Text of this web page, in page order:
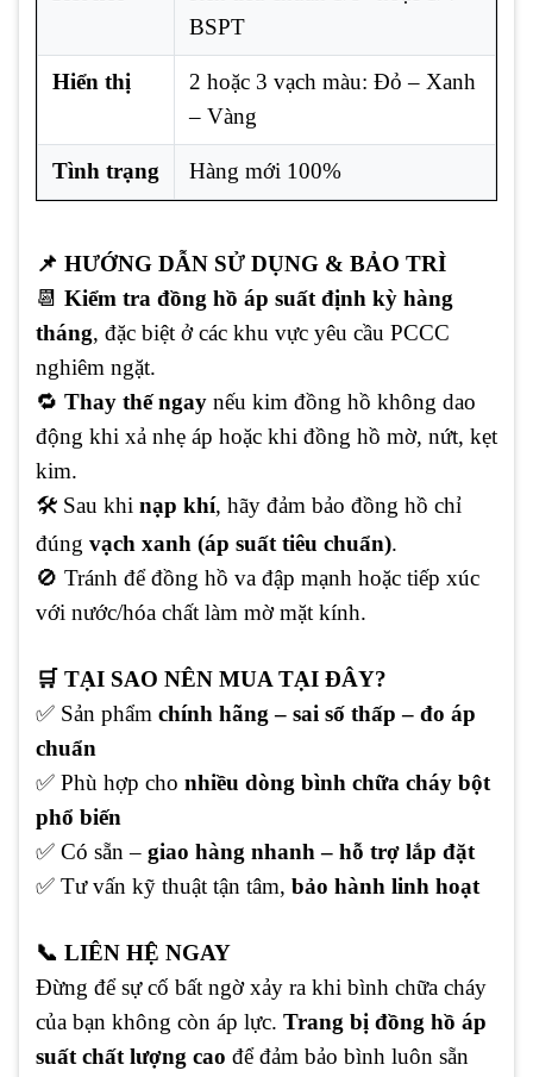
BSPT
Hiển thị
2 hoặc 3 vạch màu: Đỏ – Xanh
– Vàng
Tình trạng Hàng mới 100%
📌 HƯỚNG DẪN SỬ DỤNG & BẢO TRÌ
📆 Kiểm tra đồng hồ áp suất định kỳ hàng
tháng, đặc biệt ở các khu vực yêu cầu PCCC
nghiêm ngặt.
🔁 Thay thế ngay nếu kim đồng hồ không dao
động khi xả nhẹ áp hoặc khi đồng hồ mờ, nứt, kẹt
kim.
🛠️ Sau khi nạp khí, hãy đảm bảo đồng hồ chỉ
đúng vạch xanh (áp suất tiêu chuẩn).
🚫 Tránh để đồng hồ va đập mạnh hoặc tiếp xúc
với nước/hóa chất làm mờ mặt kính.
🛒 TẠI SAO NÊN MUA TẠI ĐÂY?
✅ Sản phẩm chính hãng – sai số thấp – đo áp
chuẩn
✅ Phù hợp cho nhiều dòng bình chữa cháy bột
phổ biến
✅ Có sẵn – giao hàng nhanh – hỗ trợ lắp đặt
✅ Tư vấn kỹ thuật tận tâm, bảo hành linh hoạt
📞 LIÊN HỆ NGAY
Đừng để sự cố bất ngờ xảy ra khi bình chữa cháy
của bạn không còn áp lực. Trang bị đồng hồ áp
suất chất lượng cao để đảm bảo bình luôn sẵn